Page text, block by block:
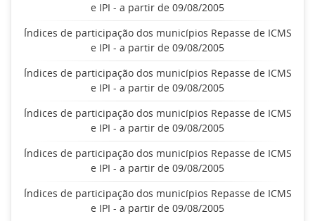
e IPI - a partir de 09/08/2005
Índices de participação dos municípios Repasse de ICMS
e IPI - a partir de 09/08/2005
Índices de participação dos municípios Repasse de ICMS
e IPI - a partir de 09/08/2005
Índices de participação dos municípios Repasse de ICMS
e IPI - a partir de 09/08/2005
Índices de participação dos municípios Repasse de ICMS
e IPI - a partir de 09/08/2005
Índices de participação dos municípios Repasse de ICMS
e IPI - a partir de 09/08/2005